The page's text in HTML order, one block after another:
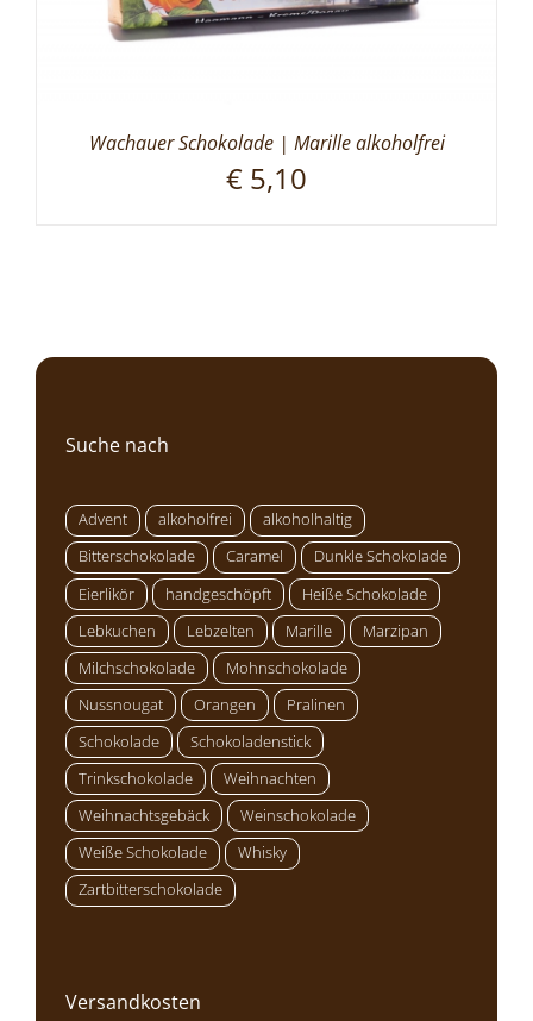
Wachauer Schokolade | Marille alkoholfrei
€ 5,10
Suche nach
Advent alkoholfrei
alkoholhaltig
Bitterschokolade
Caramel
Dunkle Schokolade
Eierlikör
handgeschöpft
Heiße Schokolade
Lebkuchen
Lebzelten Marille
Marzipan
Milchschokolade
Mohnschokolade
Nussnougat
Orangen
Pralinen
Schokolade
Schokoladenstick
Trinkschokolade
Weihnachten
Weihnachtsgebäck
Weinschokolade
Weiße Schokolade
Whisky
Zartbitterschokolade
Versandkosten